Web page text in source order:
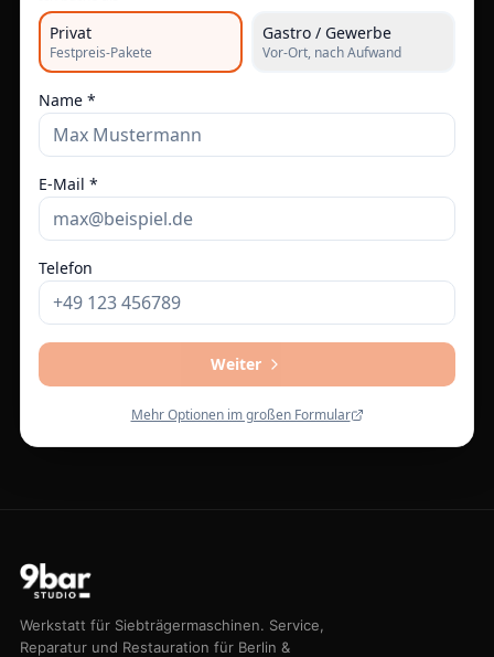
Werkstatt für Siebträgermaschinen. Service,
Reparatur und Restauration für Berlin &